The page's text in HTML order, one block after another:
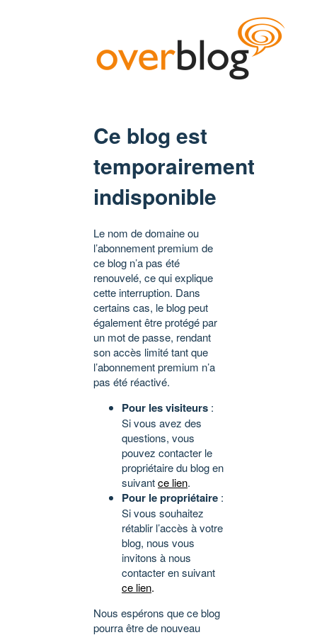
Ce blog est
temporairement
indisponible
Le nom de domaine ou
l’abonnement premium de
ce blog n’a pas été
renouvelé, ce qui explique
cette interruption. Dans
certains cas, le blog peut
également être protégé par
un mot de passe, rendant
son accès limité tant que
l’abonnement premium n’a
pas été réactivé.
Pour les visiteurs :
Si vous avez des
questions, vous
pouvez contacter le
propriétaire du blog en
suivantce lien.
Pour le propriétaire :
Si vous souhaitez
rétablir l’accès à votre
blog, nous vous
invitons à nous
contacter en suivant
ce lien.
Nous espérons que ce blog
pourra être de nouveau